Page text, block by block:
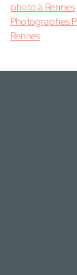
photo à Rennes
Photographes
Rennes